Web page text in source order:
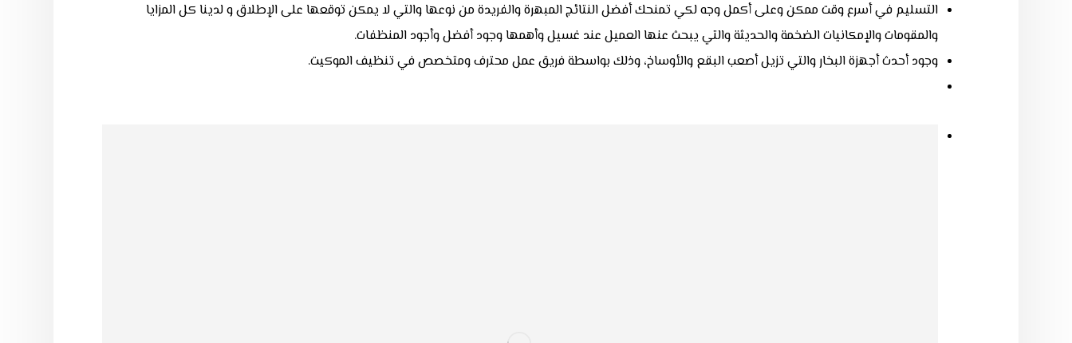
التسليم في أسرع وقت ممكن وعلى أكمل وجه لكي تمنحك أفضل النتائج المبهرة والفريدة من نوعها والتي لا يمكن توقعها على الإطلاقو لدينا كل المزايا
والمقومات والإمكانيات الضخمة والحديثة والتي يبحث عنها العميل عند غسيل وأهمها وجود أفضل وأجود المنظفات.
وجود أحدث أجهزة البخار والتي تزيل أصعب البقع والأوساخ، وذلك بواسطة فريق عمل محترف ومتخصص في تنظيف الموكيت.